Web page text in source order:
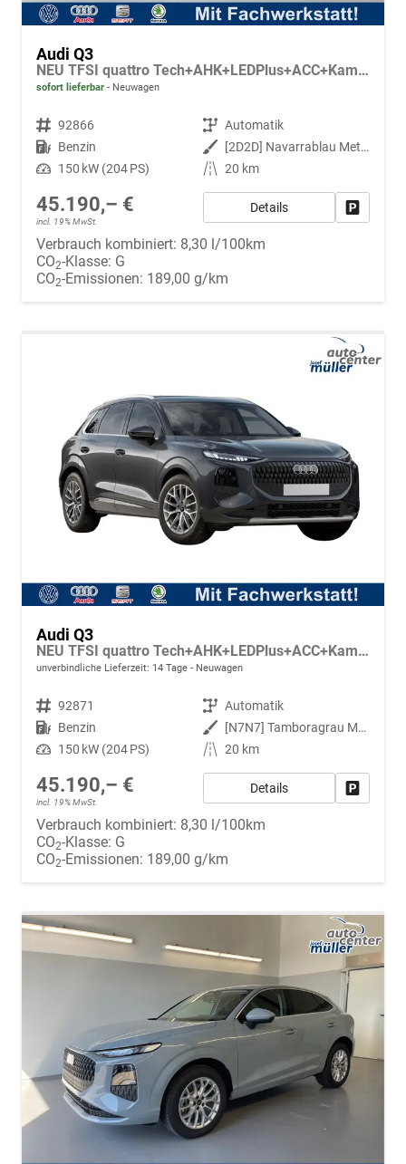
Audi Q3
NEU TFSI quattro Tech+AHK+LEDPlus+ACC+Kamera+Alu18+Volllack
sofort lieferbar Neuwagen
Fahrzeugnr. 92866 Getriebe Automatik
Kraftstoff Benzin Außenfarbe
[2D2D] Navarrablau Metallic
Leistung 150 kW (204 PS) Kilometerstand 20 km
45.190,– €
incl. 19% MwSt.
Details
Verbrauch kombiniert: 8,30 l/100km
CO2-Klasse: G
CO2-Emissionen: 189,00 g/km
Audi Q3
NEU TFSI quattro Tech+AHK+LEDPlus+ACC+Kamera+Alu18+Volllack
unverbindliche Lieferzeit: 14 Tage Neuwagen
Fahrzeugnr. 92871 Getriebe Automatik
Kraftstoff Benzin Außenfarbe
[N7N7] Tamboragrau Metallic
Leistung 150 kW (204 PS) Kilometerstand 20 km
45.190,– €
incl. 19% MwSt.
Details
Verbrauch kombiniert: 8,30 l/100km
CO2-Klasse: G
CO2-Emissionen: 189,00 g/km